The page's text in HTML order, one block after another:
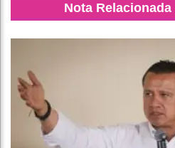
Nota Relacionada